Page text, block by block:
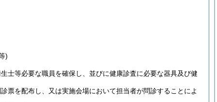
)
士等必要な職員を確保し、並びに健康診査に必要な器具及び健
票を配布し、又は実施会場において担当者が問診することによ